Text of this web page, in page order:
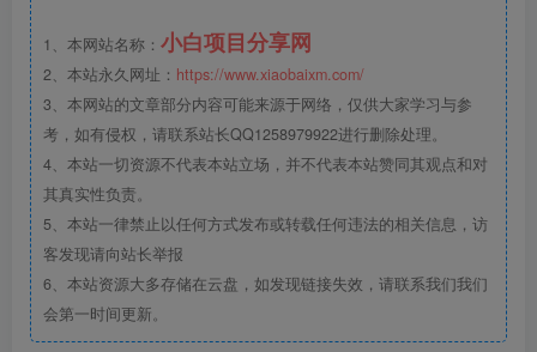
1、本网站名称： 小白项目分享网
2、本站永久网址： https://www.xiaobaixm.com/
3、本网站的文章部分内容可能来源于网络，仅供大家学习与参
考，如有侵权，请联系站长QQ1258979922进行删除处理。
4、本站一切资源不代表本站立场，并不代表本站赞同其观点和对
其真实性负责。
5、本站一律禁止以任何方式发布或转载任何违法的相关信息，访
客发现请向站长举报
6、本站资源大多存储在云盘，如发现链接失效，请联系我们我们
会第一时间更新。